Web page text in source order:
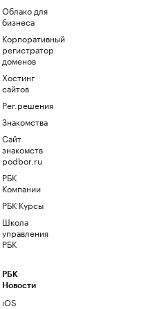
Облако для
бизнеса
Корпоративный
регистратор
доменов
Хостинг
сайтов
Рег.решения
Знакомства
Сайт
знакомств
podbor.ru
РБК
Компании
РБК Курсы
Школа
управления
РБК
РБК
Новости
iOS